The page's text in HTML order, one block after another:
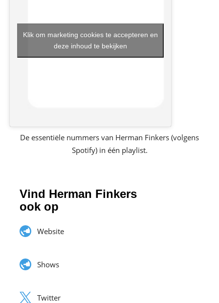
Klik om marketing cookies te accepteren en
deze inhoud te bekijken
De essentiële nummers van Herman Finkers (volgens
Spotify) in één playlist.
Vind Herman Finkers
ook op
Website
Shows
Twitter